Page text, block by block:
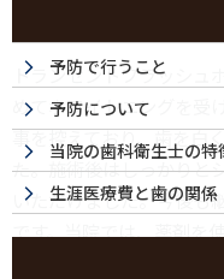
トランセントフラッシュ
めてホワイトニングを受
事を控えており、歯を白
た。施術後はしっかりと
いただけました。今後も
です。当院では、薬剤を
ルブライト エックスリ
予防で行うこと
予防について
当院の歯科衛生士の特
生涯医療費と歯の関係